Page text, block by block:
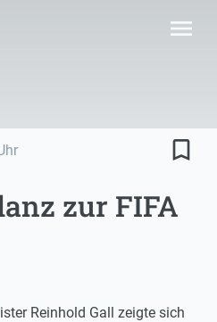
menu
bookmark_border
zur FIFA
Reinhold Gall zeigte sich